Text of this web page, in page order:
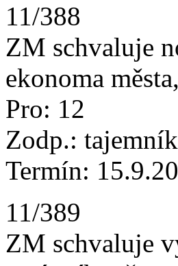
11/388
ZM schvaluje
ekonoma
Pro: 12
Zodp.: tajemník
Termín:
11/389
ZM schvaluje